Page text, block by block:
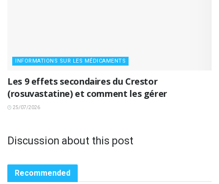
INFORMATIONS SUR LES MÉDICAMENTS
Les 9 effets secondaires du Crestor
(rosuvastatine) et comment les gérer
25/07/2026
Discussion about this post
Recommended